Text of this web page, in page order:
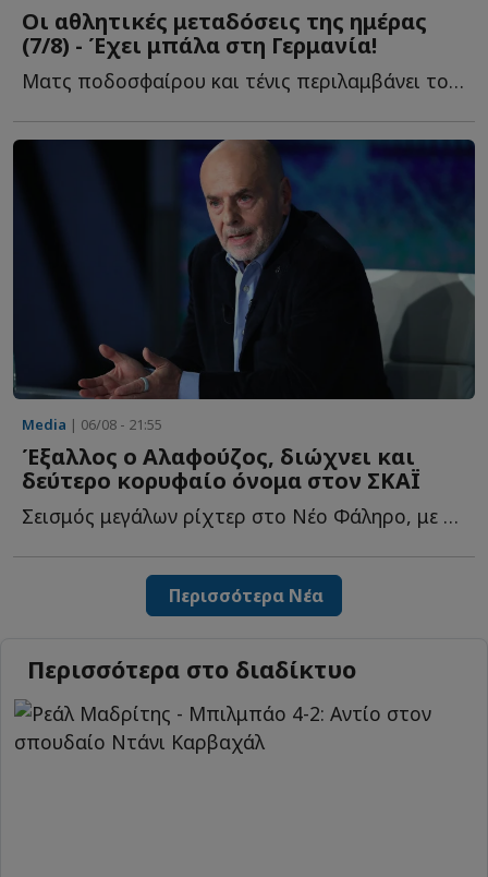
Οι αθλητικές μεταδόσεις της ημέρας
(7/8) - Έχει μπάλα στη Γερμανία!
Ματς ποδοσφαίρου και τένις περιλαμβάνει το πρόγραμμα μ...
Media | 06/08 - 21:55
Έξαλλος ο Αλαφούζος, διώχνει και
δεύτερο κορυφαίο όνομα στον ΣΚΑΪ
Σεισμός μεγάλων ρίχτερ στο Νέο Φάληρο, με τον Γιάννη Α...
Περισσότερα Νέα
Περισσότερα στο διαδίκτυο